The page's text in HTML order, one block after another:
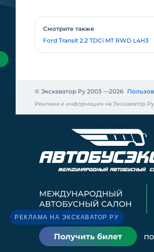
Смотрите также
Ford Transit 2.2 TDCi MT RWD L4H3
© Экскаватор Ру 2003 —2026
Реклама и информация на